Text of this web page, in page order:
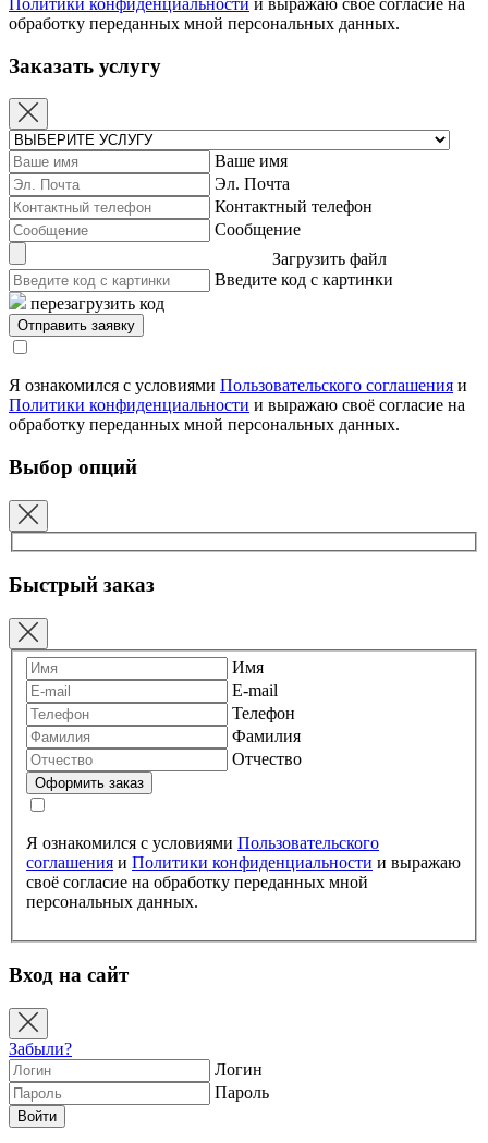
обработку переданных мной персональных данных.
Заказать услугу
Ваше имя
Эл. Почта
Контактный телефон
Сообщение
Загрузить файл
Введите код с картинки
перезагрузить код
Я ознакомился с условиями Пользовательского соглашения и
Политики конфиденциальности и выражаю своё согласие на
обработку переданных мной персональных данных.
Выбор опций
Быстрый заказ
Имя
E-mail
Телефон
Фамилия
Отчество
Я ознакомился с условиями Пользовательского
соглашения и Политики конфиденциальности и выражаю
своё согласие на обработку переданных мной
персональных данных.
Вход на сайт
Забыли?
Логин
Пароль